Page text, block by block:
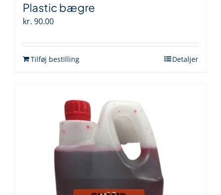
Plastic bægre
kr. 90.00
Tilføj bestilling Detaljer